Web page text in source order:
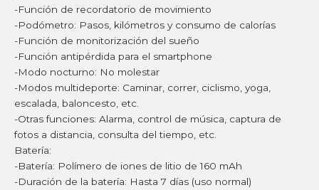
-Función de recordatorio de movimiento
-Podómetro: Pasos, kilómetros y consumo de calorías
-Función de monitorización del sueño
-Función antipérdida para el smartphone
-Modo nocturno: No molestar
-Modos multideporte: Caminar, correr, ciclismo, yoga,
escalada, baloncesto, etc.
-Otras funciones: Alarma, control de música, captura de
fotos a distancia, consulta del tiempo, etc.
Batería:
-Batería: Polímero de iones de litio de 160 mAh
-Duración de la batería: Hasta 7 días (uso normal)